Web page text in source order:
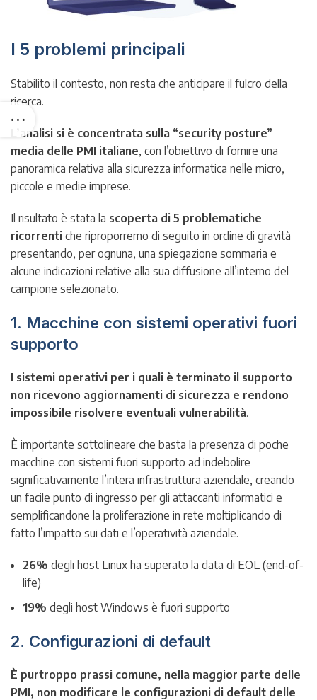
I 5 problemi principali
Stabilito il contesto, non resta che anticipare il fulcro della
ricerca.
L’analisi si è concentrata sulla “security posture”
media delle PMI italiane, con l’obiettivo di fornire una
panoramica relativa alla sicurezza informatica nelle micro,
piccole e medie imprese.
Il risultato è stata la scoperta di 5 problematiche
ricorrenti che riproporremo di seguito in ordine di gravità
presentando, per ognuna, una spiegazione sommaria e
alcune indicazioni relative alla sua diffusione all’interno del
campione selezionato.
1. Macchine con sistemi operativi fuori
supporto
I sistemi operativi per i quali è terminato il supporto
non ricevono aggiornamenti di sicurezza e rendono
impossibile risolvere eventuali vulnerabilità.
È importante sottolineare che basta la presenza di poche
macchine con sistemi fuori supporto ad indebolire
significativamente l’intera infrastruttura aziendale, creando
un facile punto di ingresso per gli attaccanti informatici e
semplificandone la proliferazione in rete moltiplicando di
fatto l’impatto sui dati e l’operatività aziendale.
26% degli host Linux ha superato la data di EOL (end-of-
life)
19% degli host Windows è fuori supporto
2. Configurazioni di default
È purtroppo prassi comune, nella maggior parte delle
PMI, non modificare le configurazioni di default delle